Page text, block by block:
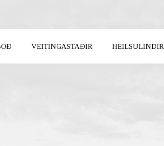
VEITINGASTAÐIR HEILSULINDIR